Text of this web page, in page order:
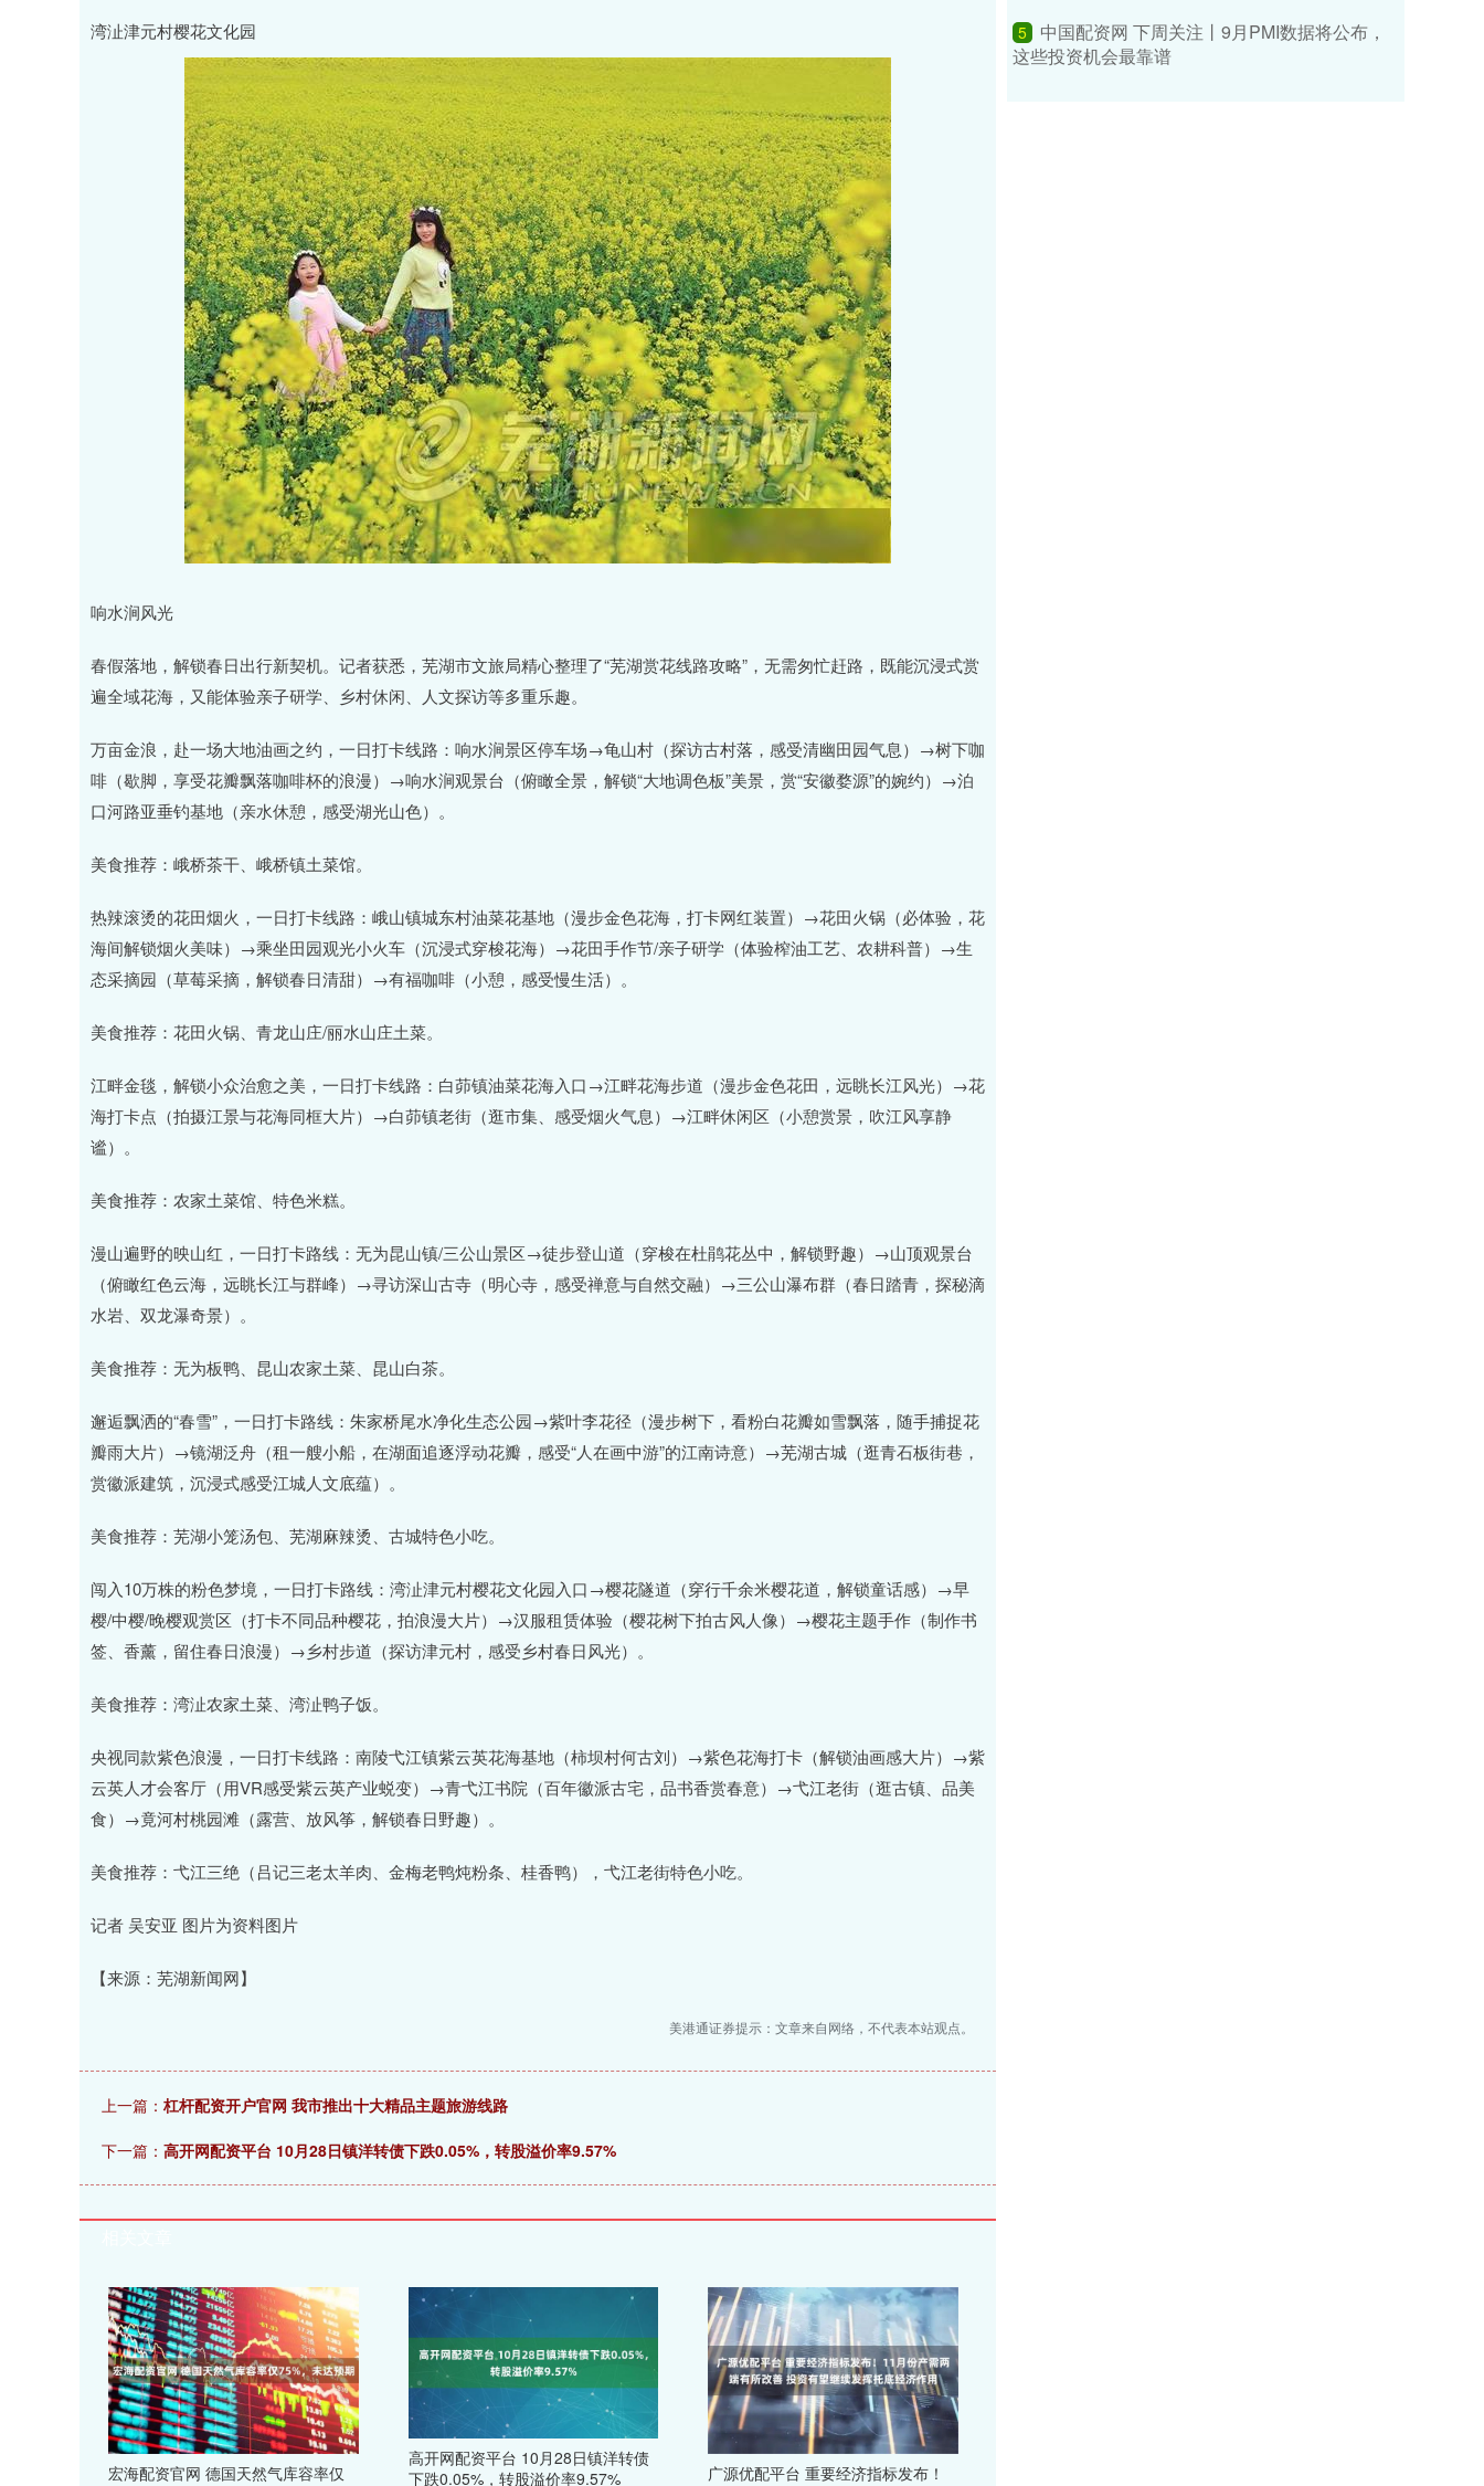
湾沚津元村樱花文化园
响水涧风光
春假落地，解锁春日出行新契机。记者获悉，芜湖市文旅局精心整理了“芜湖赏花线路攻略”，无需匆忙赶路，既能沉浸式赏
遍全域花海，又能体验亲子研学、乡村休闲、人文探访等多重乐趣。
万亩金浪，赴一场大地油画之约，一日打卡线路：响水涧景区停车场→龟山村（探访古村落，感受清幽田园气息）→树下咖
啡（歇脚，享受花瓣飘落咖啡杯的浪漫）→响水涧观景台（俯瞰全景，解锁“大地调色板”美景，赏“安徽婺源”的婉约）→泊
口河路亚垂钓基地（亲水休憩，感受湖光山色）。
美食推荐：峨桥茶干、峨桥镇土菜馆。
热辣滚烫的花田烟火，一日打卡线路：峨山镇城东村油菜花基地（漫步金色花海，打卡网红装置）→花田火锅（必体验，花
海间解锁烟火美味）→乘坐田园观光小火车（沉浸式穿梭花海）→花田手作节/亲子研学（体验榨油工艺、农耕科普）→生
态采摘园（草莓采摘，解锁春日清甜）→有福咖啡（小憩，感受慢生活）。
美食推荐：花田火锅、青龙山庄/丽水山庄土菜。
江畔金毯，解锁小众治愈之美，一日打卡线路：白茆镇油菜花海入口→江畔花海步道（漫步金色花田，远眺长江风光）→花
海打卡点（拍摄江景与花海同框大片）→白茆镇老街（逛市集、感受烟火气息）→江畔休闲区（小憩赏景，吹江风享静
谧）。
美食推荐：农家土菜馆、特色米糕。
漫山遍野的映山红，一日打卡路线：无为昆山镇/三公山景区→徒步登山道（穿梭在杜鹃花丛中，解锁野趣）→山顶观景台
（俯瞰红色云海，远眺长江与群峰）→寻访深山古寺（明心寺，感受禅意与自然交融）→三公山瀑布群（春日踏青，探秘滴
水岩、双龙瀑奇景）。
美食推荐：无为板鸭、昆山农家土菜、昆山白茶。
邂逅飘洒的“春雪”，一日打卡路线：朱家桥尾水净化生态公园→紫叶李花径（漫步树下，看粉白花瓣如雪飘落，随手捕捉花
瓣雨大片）→镜湖泛舟（租一艘小船，在湖面追逐浮动花瓣，感受“人在画中游”的江南诗意）→芜湖古城（逛青石板街巷，
赏徽派建筑，沉浸式感受江城人文底蕴）。
美食推荐：芜湖小笼汤包、芜湖麻辣烫、古城特色小吃。
闯入10万株的粉色梦境，一日打卡路线：湾沚津元村樱花文化园入口→樱花隧道（穿行千余米樱花道，解锁童话感）→早
樱/中樱/晚樱观赏区（打卡不同品种樱花，拍浪漫大片）→汉服租赁体验（樱花树下拍古风人像）→樱花主题手作（制作书
签、香薰，留住春日浪漫）→乡村步道（探访津元村，感受乡村春日风光）。
美食推荐：湾沚农家土菜、湾沚鸭子饭。
央视同款紫色浪漫，一日打卡线路：南陵弋江镇紫云英花海基地（柿坝村何古刘）→紫色花海打卡（解锁油画感大片）→紫
云英人才会客厅（用VR感受紫云英产业蜕变）→青弋江书院（百年徽派古宅，品书香赏春意）→弋江老街（逛古镇、品美
食）→竟河村桃园滩（露营、放风筝，解锁春日野趣）。
美食推荐：弋江三绝（吕记三老太羊肉、金梅老鸭炖粉条、桂香鸭），弋江老街特色小吃。
记者 吴安亚 图片为资料图片
【来源：芜湖新闻网】
美港通证券提示：文章来自网络，不代表本站观点。
上一篇： 杠杆配资开户官网 我市推出十大精品主题旅游线路
下一篇： 高开网配资平台 10月28日镇洋转债下跌0.05%，转股溢价率9.57%
宏海配资官网 德国天然气库容率仅
高开网配资平台 10月28日镇洋转债
下跌0.05%，转股溢价率9.57%
广源优配平台 重要经济指标发布！
5
中国配资网 下周关注丨9月PMI数据将公布，
这些投资机会最靠谱